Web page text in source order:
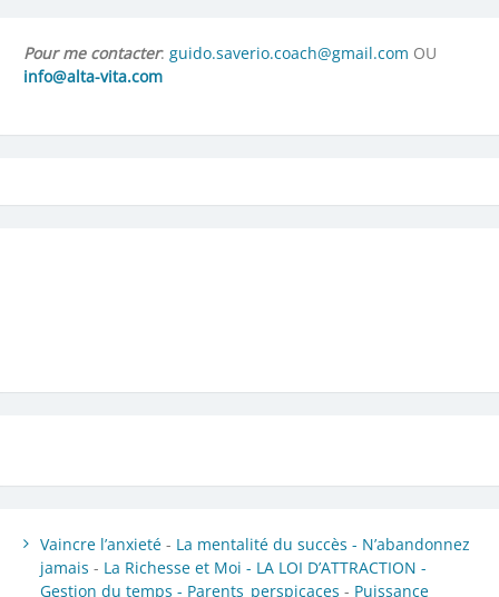
Pour me contacter: guido.saverio.coach@gmail.com OU
info@alta-vita.com
Vaincre l’anxieté - La mentalité du succès - N’abandonnez
jamais - La Richesse et Moi - LA LOI D’ATTRACTION -
Gestion du temps - Parents_perspicaces - Puissance